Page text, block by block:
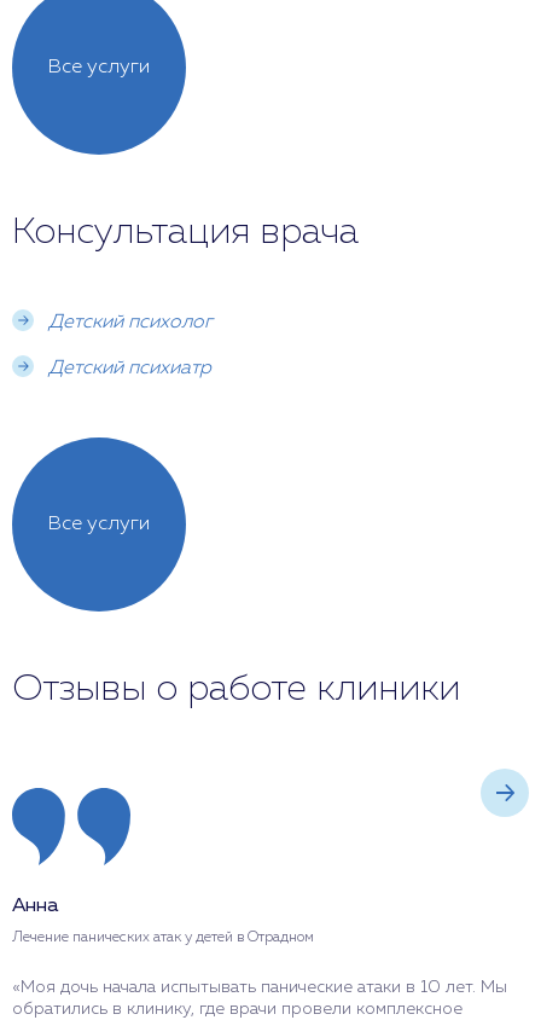
Все услуги
Консультация врача
Детский психолог
Детский психиатр
Все услуги
Отзывы о работе клиники
Анна
Лечение панических атак у детей в Отрадном
«Моя дочь начала испытывать панические атаки в 10 лет. Мы
обратились в клинику, где врачи провели комплексное